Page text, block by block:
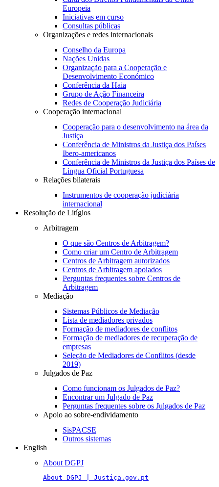
Europeia
Iniciativas em curso
Consultas públicas
Organizações e redes internacionais
Conselho da Europa
Nações Unidas
Organização para a Cooperação e
Desenvolvimento Económico
Conferência da Haia
Grupo de Ação Financeira
Redes de Cooperação Judiciária
Cooperação internacional
Cooperação para o desenvolvimento na área da
Justiça
Conferência de Ministros da Justiça dos Países
Ibero-americanos
Conferência de Ministros da Justiça dos Países de
Língua Oficial Portuguesa
Relações bilaterais
Instrumentos de cooperação judiciária
internacional
Resolução de Litígios
Arbitragem
O que são Centros de Arbitragem?
Como criar um Centro de Arbitragem
Centros de Arbitragem autorizados
Centros de Arbitragem apoiados
Perguntas frequentes sobre Centros de
Arbitragem
Mediação
Sistemas Públicos de Mediação
Lista de mediadores privados
Formação de mediadores de conflitos
Formação de mediadores de recuperação de
empresas
Seleção de Mediadores de Conflitos (desde
2019)
Julgados de Paz
Como funcionam os Julgados de Paz?
Encontrar um Julgado de Paz
Perguntas frequentes sobre os Julgados de Paz
Apoio ao sobre-endividamento
SisPACSE
Outros sistemas
English
About DGPJ
About DGPJ | Justiça.gov.pt